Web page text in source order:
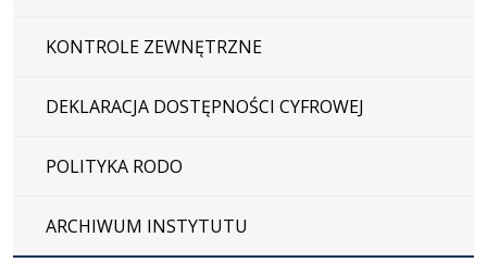
KONTROLE ZEWNĘTRZNE
DEKLARACJA DOSTĘPNOŚCI CYFROWEJ
POLITYKA RODO
ARCHIWUM INSTYTUTU